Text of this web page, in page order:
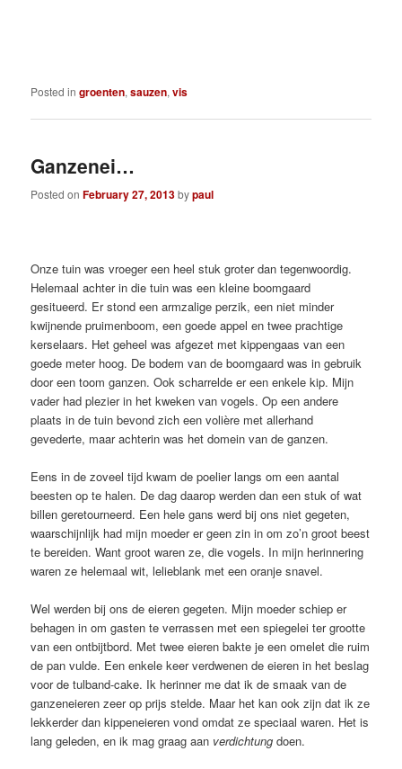
Posted in groenten,sauzen,vis
Ganzenei…
Posted onFebruary 27, 2013bypaul
Onze tuin was vroeger een heel stuk groter dan tegenwoordig.
Helemaal achter in die tuin was een kleine boomgaard
gesitueerd. Er stond een armzalige perzik, een niet minder
kwijnende pruimenboom, een goede appel en twee prachtige
kerselaars. Het geheel was afgezet met kippengaas van een
goede meter hoog. De bodem van de boomgaard was in gebruik
door een toom ganzen. Ook scharrelde er een enkele kip. Mijn
vader had plezier in het kweken van vogels. Op een andere
plaats in de tuin bevond zich een volière met allerhand
gevederte, maar achterin was het domein van de ganzen.
Eens in de zoveel tijd kwam de poelier langs om een aantal
beesten op te halen. De dag daarop werden dan een stuk of wat
billen geretourneerd. Een hele gans werd bij ons niet gegeten,
waarschijnlijk had mijn moeder er geen zin in om zo’n groot beest
te bereiden. Want groot waren ze, die vogels. In mijn herinnering
waren ze helemaal wit, lelieblank met een oranje snavel.
Wel werden bij ons de eieren gegeten. Mijn moeder schiep er
behagen in om gasten te verrassen met een spiegelei ter grootte
van een ontbijtbord. Met twee eieren bakte je een omelet die ruim
de pan vulde. Een enkele keer verdwenen de eieren in het beslag
voor de tulband-cake. Ik herinner me dat ik de smaak van de
ganzeneieren zeer op prijs stelde. Maar het kan ook zijn dat ik ze
lekkerder dan kippeneieren vond omdat ze speciaal waren. Het is
lang geleden, en ik mag graag aan verdichtung doen.